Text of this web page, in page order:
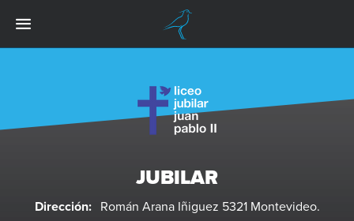
JUBILAR
Dirección: Román Arana Iñiguez 5321 Montevideo.